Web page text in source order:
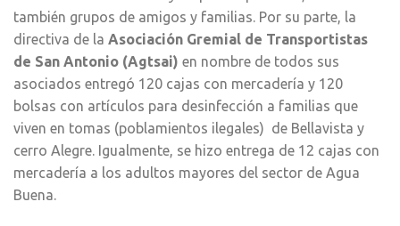
también grupos de amigos y familias. Por su parte, la
directiva de la Asociación Gremial de Transportistas
de San Antonio (Agtsai) en nombre de todos sus
asociados entregó 120 cajas con mercadería y 120
bolsas con artículos para desinfección a familias que
viven en tomas (poblamientos ilegales) de Bellavista y
cerro Alegre. Igualmente, se hizo entrega de 12 cajas con
mercadería a los adultos mayores del sector de Agua
Buena.